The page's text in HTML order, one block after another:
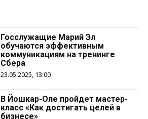
Госслужащие Марий Эл
обучаются эффективным
коммуникациям на тренинге
Сбера
23.05.2025, 13:00
В Йошкар-Оле пройдет мастер-
класс «Как достигать целей в
бизнесе»